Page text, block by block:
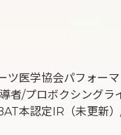
医学協会パフォー
者/プロボクシングラ
本認定IR（未更新